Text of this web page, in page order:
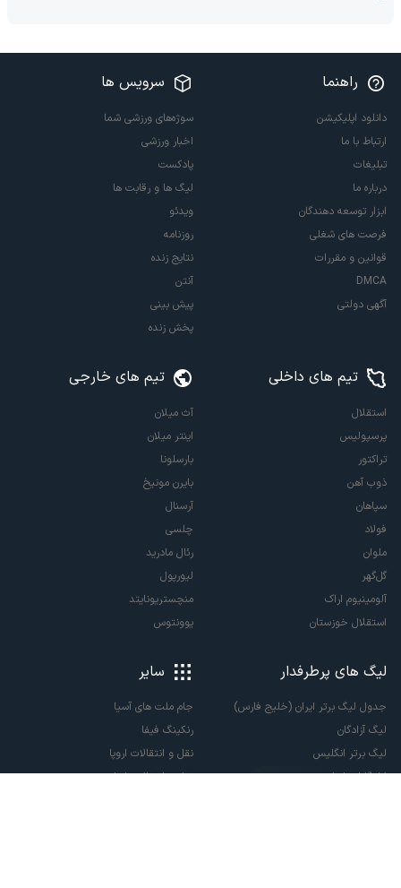
راهنما
دانلود اپلیکیشن
ارتباط با ما
تبلیغات
درباره ما
ابزار توسعه دهندگان
فرصت های شغلی
قوانین و مقررات
DMCA
آگهی دولتی
سرویس ها
سوژه‌های ورزشی شما
اخبار ورزشی
پادکست
لیگ ها و رقابت ها
ویدئو
روزنامه
نتایج زنده
آنتن
پیش بینی
پخش زنده
تیم های داخلی
استقلال
پرسپولیس
تراکتور
ذوب آهن
سپاهان
فولاد
ملوان
گل‌گهر
آلومینیوم اراک
استقلال خوزستان
تیم های خارجی
آث میلان
اینتر میلان
بارسلونا
بایرن مونیخ
آرسنال
چلسی
رئال مادرید
لیورپول
منچستریونایتد
یوونتوس
لیگ های پرطرفدار
جدول لیگ برتر ایران (خلیج فارس)
لیگ آزادگان
لیگ برتر انگلیس
لالیگا اسپانیا
سایر
جام ملت های آسیا
رنکینگ فیفا
نقل و انتقالات اروپا
نقل و انتقالات ایران